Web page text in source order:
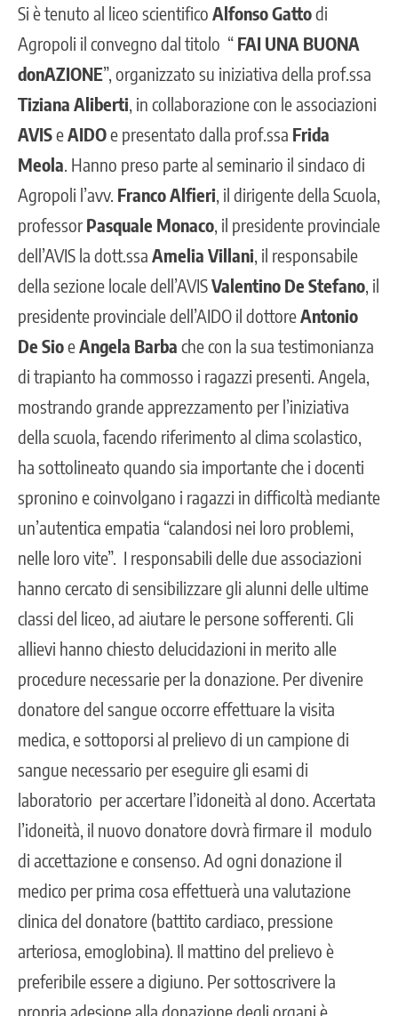
Si è tenuto al liceo scientifico Alfonso Gattodi
Agropoli il convegno dal titolo “ FAI UNA BUONA
donAZIONE”, organizzato su iniziativa della prof.ssa
Tiziana Aliberti , in collaborazione con le associazioni
AVISeAIDOe presentato dalla prof.ssa Frida
Meola . Hanno preso parte al seminario il sindaco di
Agropoli l’avv. Franco Alfieri , il dirigente della Scuola,
professorPasquale Monaco , il presidente provinciale
dell’AVIS la dott.ssa Amelia Villani , il responsabile
della sezione locale dell’AVISValentino De Stefano , il
presidente provinciale dell’AIDO il dottoreAntonio
De SioeAngela Barba che con la sua testimonianza
di trapianto ha commosso i ragazzi presenti. Angela,
mostrando grande apprezzamento per l’iniziativa
della scuola, facendo riferimento al clima scolastico,
ha sottolineato quando sia importante che i docenti
spronino e coinvolgano i ragazzi in difficoltà mediante
un’autentica empatia “calandosi nei loro problemi,
nelle loro vite”. I responsabili delle due associazioni
hanno cercato di sensibilizzare gli alunni delle ultime
classi del liceo, ad aiutare le persone sofferenti. Gli
allievi hanno chiesto delucidazioni in merito alle
procedure necessarie per la donazione. Per divenire
donatore del sangue occorre effettuare la visita
medica, e sottoporsi al prelievo di un campione di
sangue necessario per eseguire gli esami di
laboratorio per accertare l’idoneità al dono. Accertata
l’idoneità, il nuovo donatore dovrà firmare il modulo
di accettazione e consenso. Ad ogni donazione il
medico per prima cosa effettuerà una valutazione
clinica del donatore (battito cardiaco, pressione
arteriosa, emoglobina). Il mattino del prelievo è
preferibile essere a digiuno. Per sottoscrivere la
propria adesione alla donazione degli organi è